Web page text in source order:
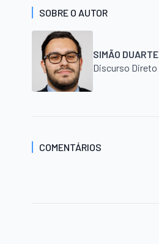
SOBRE O AUTOR
SIMÃO DUARTE
Discurso Direto
COMENTÁRIOS